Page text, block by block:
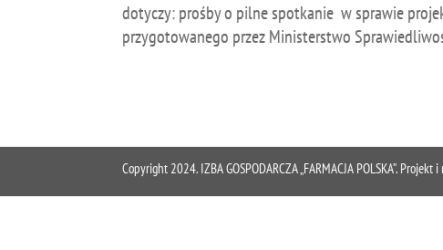
dotyczy: prośby o pilne spotkanie w sprawie
przygotowanego przez Ministerstwo
Copyright 2024. IZBA GOSPODARCZA „FARMACJA POLSKA”.